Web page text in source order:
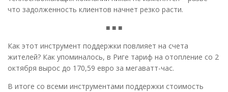
что задолженность клиентов начнет резко расти.
■ ■ ■
Как этот инструмент поддержки повлияет на счета
жителей? Как упоминалось, в Риге тариф на отопление со 2
октября вырос до 170,59 евро за мегаватт-час.
В итоге со всеми инструментами поддержки стоимость